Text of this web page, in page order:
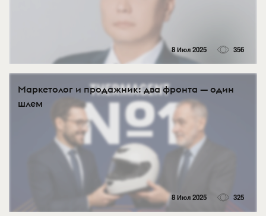
8 Июл 2025 356
Маркетолог и продажник: два фронта — один
шлем
8 Июл 2025 325